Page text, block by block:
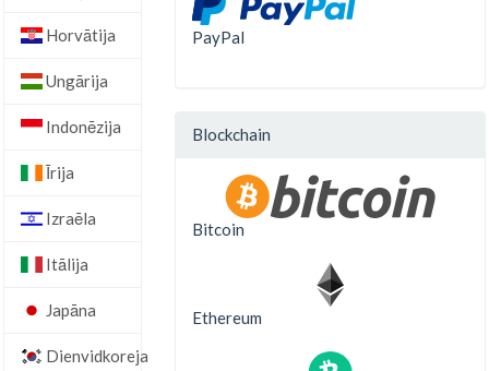
Horvātija
Ungārija
Indonēzija
Īrija
Izraēla
Itālija
Japāna
Dienvidkoreja
PayPal
Blockchain
Bitcoin
Ethereum